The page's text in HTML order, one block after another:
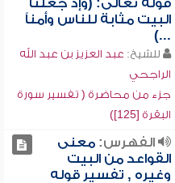
قوله تعالى: (وإذ جعلنا
البيت مثابة للناس وأمناً
...)
للشيخ: عبد العزيز بن عبد الله
الراجحي
جزء من محاضرة ( تفسير سورة
البقرة [125])
الفهرس:معنى
القواعد من البيت
وغيره , تفسير قوله